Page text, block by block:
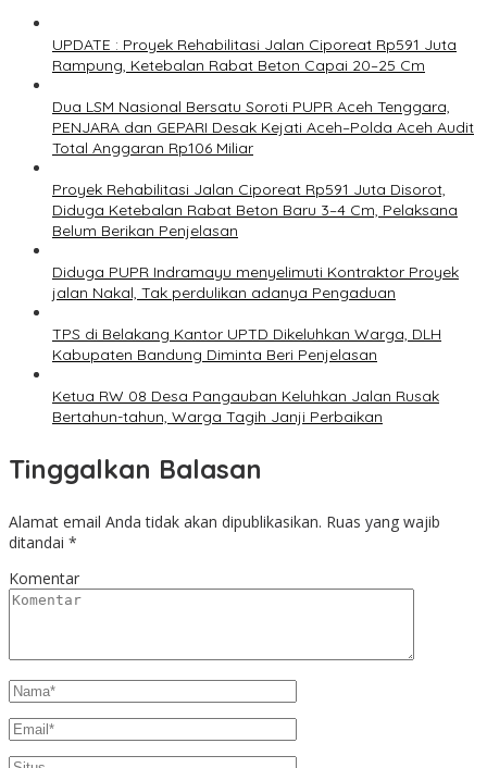
UPDATE : Proyek Rehabilitasi Jalan Ciporeat Rp591 Juta
Rampung, Ketebalan Rabat Beton Capai 20–25 Cm
Dua LSM Nasional Bersatu Soroti PUPR Aceh Tenggara,
PENJARA dan GEPARI Desak Kejati Aceh–Polda Aceh Audit
Total Anggaran Rp106 Miliar
Proyek Rehabilitasi Jalan Ciporeat Rp591 Juta Disorot,
Diduga Ketebalan Rabat Beton Baru 3–4 Cm, Pelaksana
Belum Berikan Penjelasan
Diduga PUPR Indramayu menyelimuti Kontraktor Proyek
jalan Nakal, Tak perdulikan adanya Pengaduan
TPS di Belakang Kantor UPTD Dikeluhkan Warga, DLH
Kabupaten Bandung Diminta Beri Penjelasan
Ketua RW 08 Desa Pangauban Keluhkan Jalan Rusak
Bertahun-tahun, Warga Tagih Janji Perbaikan
Tinggalkan Balasan
Alamat email Anda tidak akan dipublikasikan. Ruas yang wajib
ditandai *
Komentar